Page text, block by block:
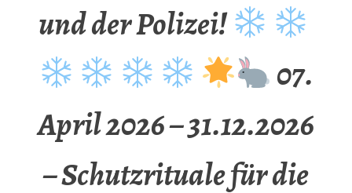
und der Polizei!
07.
April 2026 – 31.12.2026
– Schutzrituale für die